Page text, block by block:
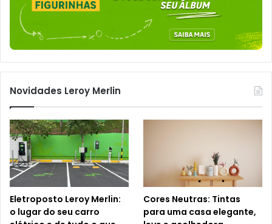
Novidades Leroy Merlin
Eletroposto Leroy Merlin:
o lugar do seu carro
Cores Neutras: Tintas
para uma casa elegante,